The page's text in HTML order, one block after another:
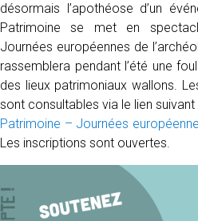
désormais l’apothéose d’un
Patrimoine se met en
Journées européennes de
rassemblera pendant l’été une
des lieux patrimoniaux wallons.
sont consultables via le lien suivant
Patrimoine – Journées
Les inscriptions sont ouvertes.